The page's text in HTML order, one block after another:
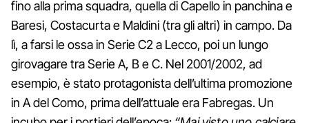
fino alla prima squadra, quella di Capello in panchina e
Baresi, Costacurta e Maldini (tra gli altri) in campo. Da
lì, a farsi le ossa in Serie C2 a Lecco, poi un lungo
girovagare tra Serie A, B e C. Nel 2001/2002, ad
esempio, è stato protagonista dell’ultima promozione
in A del Como, prima dell’attuale era Fabregas. Un